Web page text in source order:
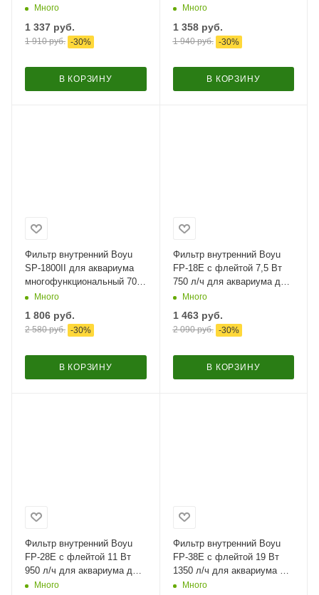
л/часМного
1 337 руб.
1 910руб. -30%
В КОРЗИНУ
аэрацией и регулятором
Много
1 358руб.
1 940руб. -30%
В КОРЗИНУ
Фильтр внутренний Boyu
SP-1800II для аквариума
многофункциональный 700
л/час
Много
1 806 руб.
2 580руб. -30%
В КОРЗИНУ
Фильтр внутренний Boyu
FP-18E с флейтой 7,5 Вт
750 л/ч для аквариума до
100 л
Много
1 463руб.
2 090руб. -30%
В КОРЗИНУ
Фильтр внутренний Boyu
FP-28E с флейтой 11 Вт
950 л/ч для аквариума до
190 лМного
Фильтр внутренний Boyu
FP-38E с флейтой 19 Вт
1350 л/ч для аквариума до
270 лМного